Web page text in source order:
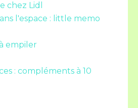
chez Lidl
l'espace : little memo
empiler
: compléments à 10